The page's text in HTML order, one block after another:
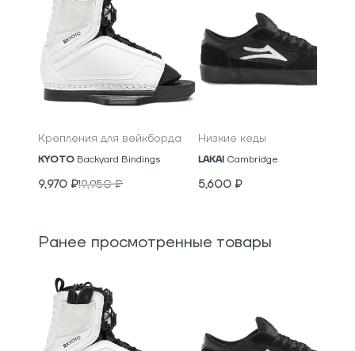
Крепления для вейкборда
KYOTO Backyard Bindings
9,970 ₽19,950₽
Низкие кеды
LAKAI Cambridge
5,600 ₽
Ранее просмотренные товары